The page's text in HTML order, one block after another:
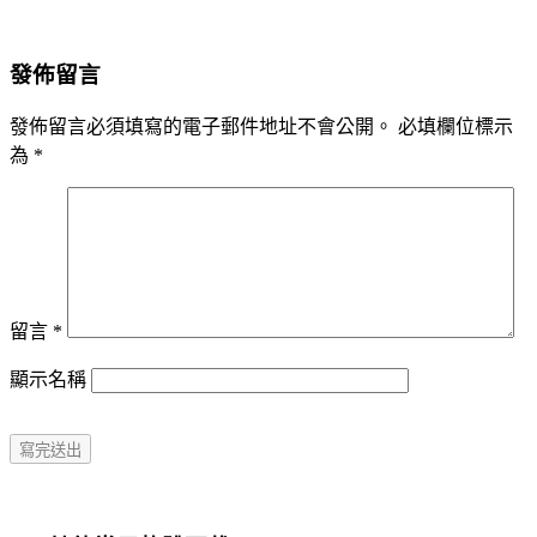
發佈留言
發佈留言必須填寫的電子郵件地址不會公開。 必填欄位標示
為 *
留言 *
顯示名稱